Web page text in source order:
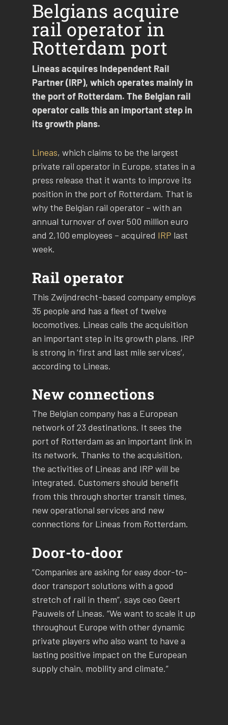
Belgians acquire
rail operator in
Rotterdam port
Lineas acquires Independent Rail
Partner (IRP), which operates mainly in
the port of Rotterdam. The Belgian rail
operator calls this an important step in
its growth plans.
Lineas, which claims to be the largest
private rail operator in Europe, states in a
press release that it wants to improve its
position in the port of Rotterdam. That is
why the Belgian rail operator – with an
annual turnover of over 500 million euro
and 2,100 employees – acquired IRP last
week.
Rail operator
This Zwijndrecht-based company employs
35 people and has a fleet of twelve
locomotives. Lineas calls the acquisition
an important step in its growth plans. IRP
is strong in ‘first and last mile services’,
according to Lineas.
New connections
The Belgian company has a European
network of 23 destinations. It sees the
port of Rotterdam as an important link in
its network. Thanks to the acquisition,
the activities of Lineas and IRP will be
integrated. Customers should benefit
from this through shorter transit times,
new operational services and new
connections for Lineas from Rotterdam.
Door-to-door
“Companies are asking for easy door-to-
door transport solutions with a good
stretch of rail in them”, says ceo Geert
Pauwels of Lineas. “We want to scale it up
throughout Europe with other dynamic
private players who also want to have a
lasting positive impact on the European
supply chain, mobility and climate.”